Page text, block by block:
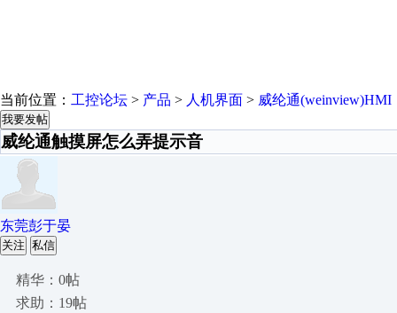
当前位置： 工控论坛 > 产品 > 人机界面 > 威纶通(weinview)HMI
我要发帖
威纶通触摸屏怎么弄提示音
东莞彭于晏
关注 私信
精华：0帖
求助：19帖